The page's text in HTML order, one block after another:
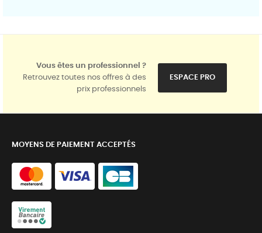
Vous êtes un professionnel ?
Retrouvez toutes nos offres à des
prix professionnels
ESPACE PRO
MOYENS DE PAIEMENT ACCEPTÉS